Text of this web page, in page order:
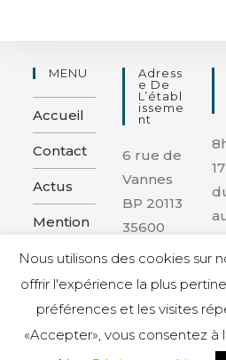
MENU
Accueil
Contact
Actus
Mention
confiden
tialité
Adress
E De
L’établ
Isseme
Nt
6 rue de
Vannes
BP 20113
35600
REDON
Nous utilisons des cookies sur
offrir l'expérience la plus
préférences et les visites
«Accepter», vous consentez à